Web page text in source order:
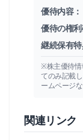
優待内容：
優待の権利
継続保有特
※株主優待情
てのみ記載
ームページ
関連リンク